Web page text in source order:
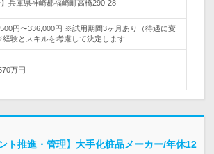
】兵庫県神崎郡福崎町高橋290-28
円〜336,000円 ※試用期間3ヶ月あり（待遇に変
験とスキルを考慮して決定します
万円
ト推進・管理】大手化粧品メーカー/年休12